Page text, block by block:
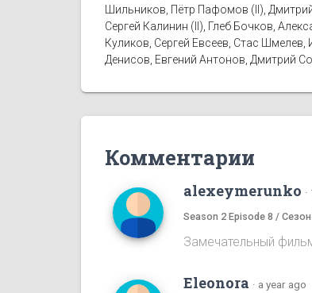
Шильников, Пётр Пафомов (II),
Сергей Калинин (II), Глеб Бочков,
Куликов, Сергей Евсеев, Стас
Денисов, Евгений Антонов, Дмитрий
Комментарии
alexeymerunko ·
Season 2 Episode 8 /
Замечательный
Eleonora · a year ago